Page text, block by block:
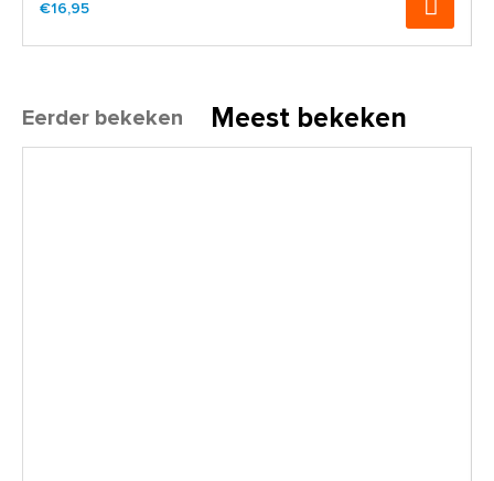
€16,95
Eerder bekeken Meest bekeken